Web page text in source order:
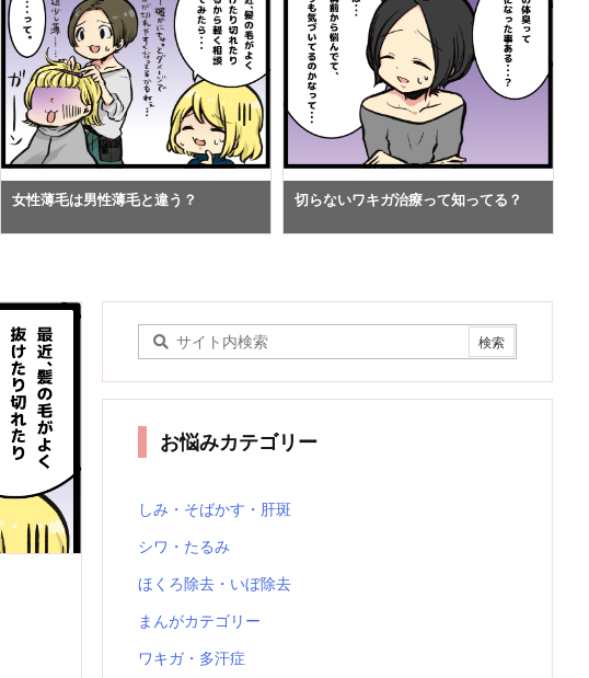
女性薄毛は男性薄毛と違う？ 切らないワキガ治療って知ってる？
お悩みカテゴリー
しみ・そばかす・肝斑
シワ・たるみ
ほくろ除去・いぼ除去
まんがカテゴリー
ワキガ・多汗症